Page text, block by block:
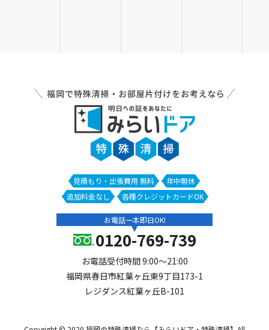
見積もり・出張費用 無料
年中無休
追加料金なし
各種クレジットカードOK
お電話一本即日OK!
0120-769-739
お電話受付時間 9:00～21:00
福岡県春日市紅葉ヶ丘東9丁目173-1
レジダンス紅葉ヶ丘B-101